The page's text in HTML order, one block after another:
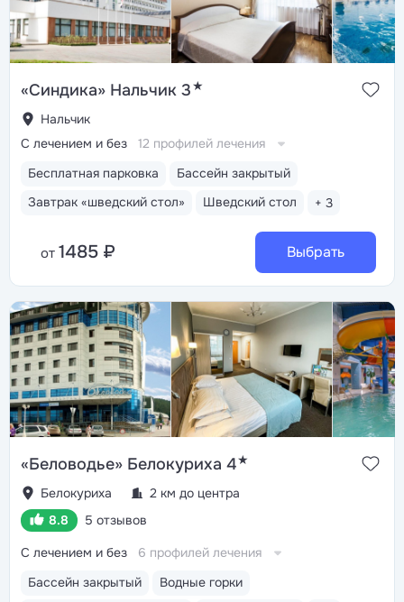
«Синдика» Нальчик 3★
Нальчик
Бесплатная парковка
Бассейн закрытый
Завтрак «шведский стол»
Шведский стол + 3
С лечением и без 12 профилей лечения
от 1485 ₽ Выбрать
«Беловодье» Белокуриха 4★
Белокуриха
2 км до центра
8.8
5 отзывов
Бассейн закрытый
Водные горки
С лечением и без 6 профилей лечения